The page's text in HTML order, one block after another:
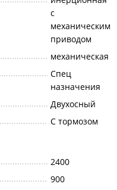
с
механическим
приводом
механическая
Спец
назначения
Двухосный
С тормозом
2400
900